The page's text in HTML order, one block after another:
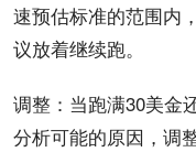
速预估标准的范围内
议放着继续跑。
调整：当跑满30美金
分析可能的原因，调